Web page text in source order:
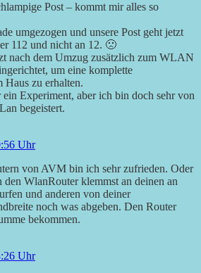
Post – kommt mir alles so
umgezogen und unsere Post geht jetzt
112 und nicht an 12. 🙁
nach dem Umzug zusätzlich zum WLAN
um eine komplette
Haus zu erhalten.
Experiment, aber ich bin doch sehr von
begeistert.
Uhr
von AVM bin ich sehr zufrieden. Oder
den WlanRouter klemmst an deinen an
und anderen von deiner
noch was abgeben. Den Router
bekommen.
Uhr